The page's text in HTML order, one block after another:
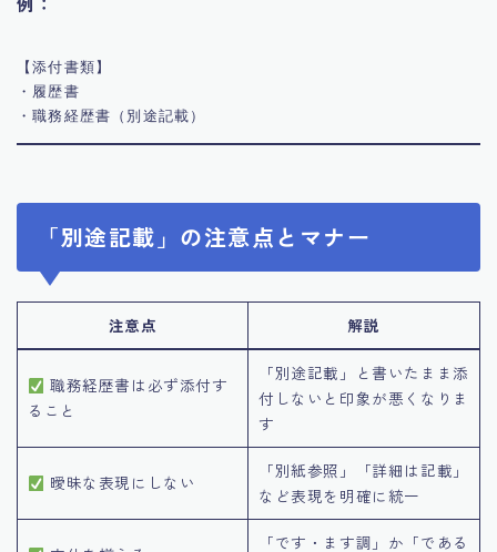
【添付書類】
・履歴書
「別途記載」の注意点とマナー
注意点 解説
職務経歴書は必ず添付す
ること
「別途記載」と書いたまま添
付しないと印象が悪くなりま
す
曖昧な表現にしない
「別紙参照」「詳細は記載」
など表現を明確に統一
「です・ます調」か「である